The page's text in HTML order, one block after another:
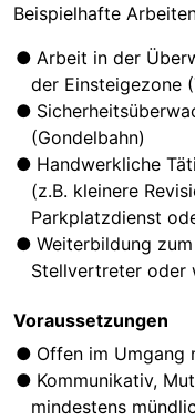
Beispielhafte
Arbeit in der
der Einsteigezone
(Gondelbahn)
Handwerkliche
(z.B. kleinere
Parkplatzdienst
Weiterbildung
Stellvertreter oder
Voraussetzungen
Offen im Umgang
Kommunikativ,
mindestens